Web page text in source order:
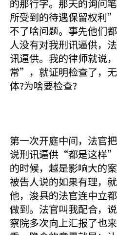
的那行字。那天的询问
所受到的待遇保留权利
不了啥问题。事先他们
人没有对我刑讯逼供，
讯逼供。我的律师就说
常”，就证明检查了，
体?为啥要检查?
第一次开庭中间，法官
说刑讯逼供“都是这样
的时候，越是影响大的
被告人说的如果有理，
他，浚县的法官连中立
做到。法官叫我配合，
察院多次向上汇报了也